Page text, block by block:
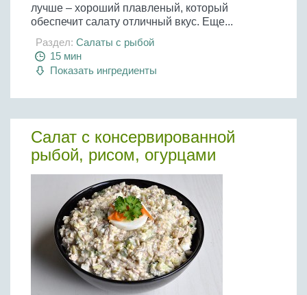
лучше – хороший плавленый, который
обеспечит салату отличный вкус. Еще...
Раздел: Салаты с рыбой
15 мин
Показать ингредиенты
Салат с консервированной
рыбой, рисом, огурцами